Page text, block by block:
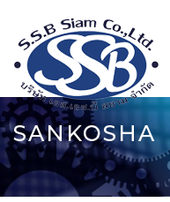
SANKOSHA